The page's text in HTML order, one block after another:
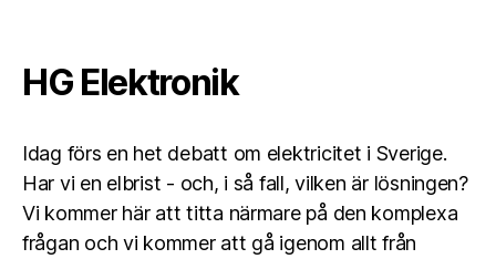
HG Elektronik
Idag förs en het debatt om elektricitet i Sverige.
Har vi en elbrist - och, i så fall, vilken är lösningen?
Vi kommer här att titta närmare på den komplexa
frågan och vi kommer att gå igenom allt från